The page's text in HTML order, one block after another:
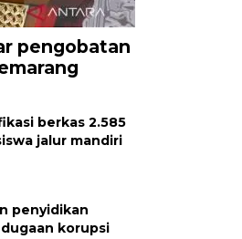
pengobatan
berkas 2.585
jalur mandiri
penyidikan
korupsi